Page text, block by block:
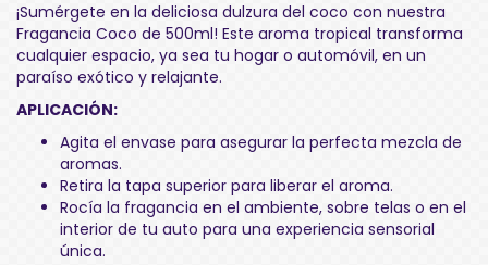
¡Sumérgete en la deliciosa dulzura del coco con nuestra
Fragancia Coco de 500ml! Este aroma tropical transforma
cualquier espacio, ya sea tu hogar o automóvil, en un
paraíso exótico y relajante.
APLICACIÓN:
Agita el envase para asegurar la perfecta mezcla de
aromas.
Retira la tapa superior para liberar el aroma.
Rocía la fragancia en el ambiente, sobre telas o en el
interior de tu auto para una experiencia sensorial
única.